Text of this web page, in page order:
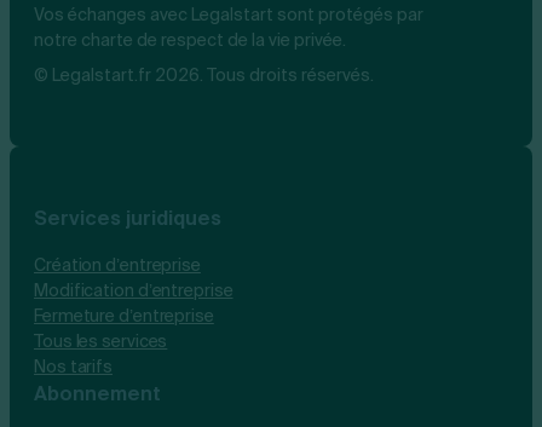
Vos échanges avec Legalstart sont protégés par
notre charte de respect de la vie privée.
© Legalstart.fr 2026. Tous droits réservés.
Services juridiques
Création d’entreprise
Modification d’entreprise
Fermeture d’entreprise
Tous les services
Nos tarifs
Abonnement